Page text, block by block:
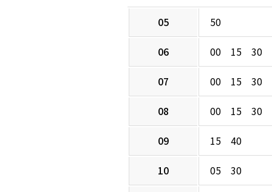
05 50
06 00 15 30
07 00 15 30
08 00 15 30
09 15 40
10 05 30